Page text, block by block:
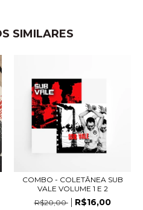
SIMILARES
COMBO - COLETÂNEA SUB
VALE VOLUME 1 E 2
R$20,00
R$16,00